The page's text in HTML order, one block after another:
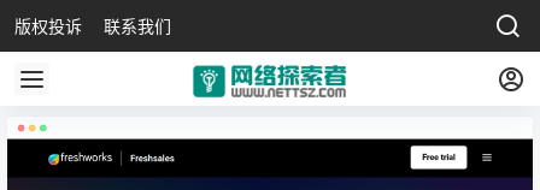
版权投诉 联系我们